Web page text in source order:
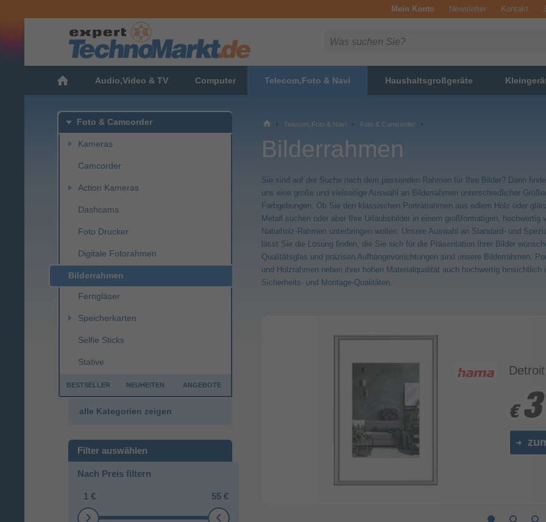
Mein Konto Newsletter Kontakt
Audio,Video & TV Computer Telecom,Foto & Navi Haushaltsgroßgeräte
Mobilfunk
Festnetz
Foto & Camcorder
Kameras
Kompaktkameras
Sofortbildkameras
Systemkameras
Objektive
Objektivfilter
Objektivdeckel
Blitz & Beleuchtung
Taschen Foto & Camcorder
Zubehör Kameras
Camcorder
Action Kameras
Zubehör Action Kameras
Dashcams
Foto Drucker
Digitale Fotorahmen
Bilderrahmen
Ferngläser
Speicherkarten
Speicherkarten-Lesegeräte
Selfie Sticks
Stative
BESTSELLER NEUHEITEN ANGEBOTE
Funksprechgeräte
Ladegeräte
Navigation
alle Kategorien zeigen
Nach Preis filtern
1 € 55 €
Telecom,Foto & Navi Foto & Camcorder
Bilderrahmen
Sie sind auf der Suche nach dem passenden Rahmen für Ihre Bilder? Dann
uns eine große und vielseitige Auswahl an Bilderrahmen unterschiedlicher
Farbgebungen. Ob Sie den klassischen Porträtrahmen aus edlem Holz oder
Metall suchen oder aber Ihre Urlaubsbilder in einem großformatigen, hochwertig
Naturholz-Rahmen unterbringen wollen: Unsere Auswahl an Standard- und
lässt Sie die Lösung finden, die Sie sich für die Präsentation Ihrer Bilder
Qualitätsglas und präzisen Aufhängevorrichtungen sind unsere Bilderrahmen,
und Holzrahmen neben ihrer hohen Materialqualität auch hochwertig hinsichtlich
Sicherheits- und Montage-Qualitäten.
41,99
41,99
zum Angebot
€
€